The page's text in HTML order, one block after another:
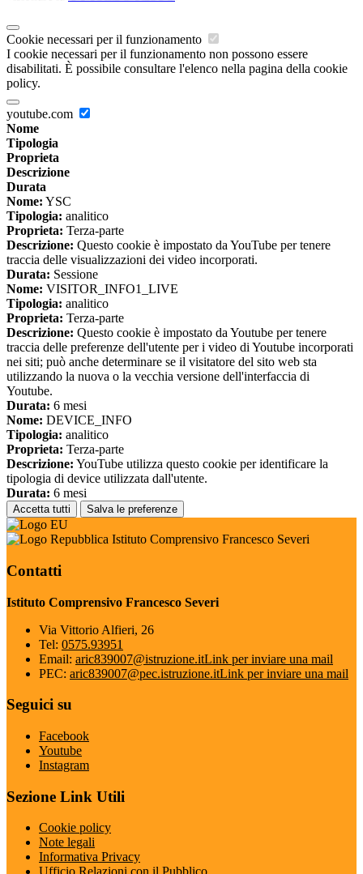
Cookie necessari per il funzionamento
I cookie necessari per il funzionamento non possono essere
disabilitati. È possibile consultare l'elenco nella pagina della cookie
policy.
youtube.com
Nome
Tipologia
Proprieta
Descrizione
Durata
Nome: YSC
Tipologia: analitico
Proprieta: Terza-parte
Descrizione: Questo cookie è impostato da YouTube per tenere
traccia delle visualizzazioni dei video incorporati.
Durata: Sessione
Nome: VISITOR_INFO1_LIVE
Tipologia: analitico
Proprieta: Terza-parte
Descrizione: Questo cookie è impostato da Youtube per tenere
traccia delle preferenze dell'utente per i video di Youtube incorporati
nei siti; può anche determinare se il visitatore del sito web sta
utilizzando la nuova o la vecchia versione dell'interfaccia di
Youtube.
Durata: 6 mesi
Nome: DEVICE_INFO
Tipologia: analitico
Proprieta: Terza-parte
Descrizione: YouTube utilizza questo cookie per identificare la
tipologia di device utilizzata dall'utente.
Durata: 6 mesi
Accetta tutti Salva le preferenze
Istituto Comprensivo Francesco Severi
Contatti
Istituto Comprensivo Francesco Severi
Via Vittorio Alfieri, 26
Tel: 0575.93951
Email: aric839007@istruzione.itLink per inviare una mail
PEC: aric839007@pec.istruzione.itLink per inviare una mail
Seguici su
Facebook
Youtube
Instagram
Sezione Link Utili
Cookie policy
Note legali
Informativa Privacy